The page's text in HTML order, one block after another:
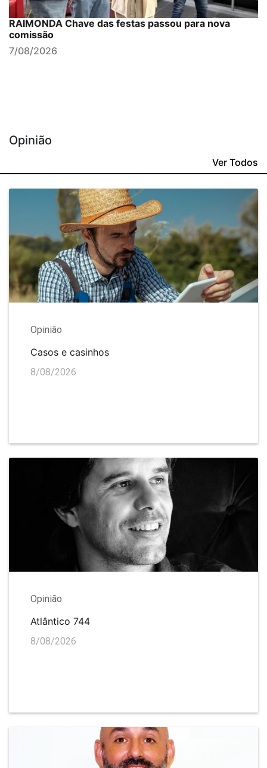
RAIMONDA Chave das festas passou para nova
comissão
7/08/2026
Opinião
Ver Todos
Opinião
Casos e casinhos
8/08/2026
Opinião
Atlântico 744
8/08/2026